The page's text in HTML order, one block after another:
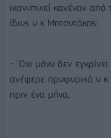
ικανοποιεί κανέναν
ίδιος ο κ Μητσοτάκης:
- ‘Οχι μόνο δεν
ανέφερε προφορικά ο
πριν ένα μήνα,